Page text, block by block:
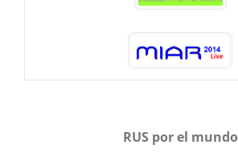
RUS por el mundo